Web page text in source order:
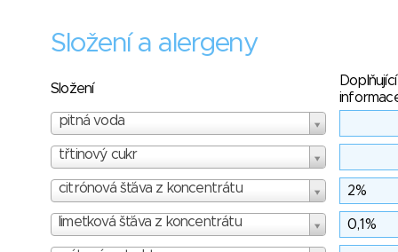
Složení a alergeny
Složení
Doplňující
pitná voda
třtinový cukr
citrónová šťáva z koncentrátu
limetková šťáva z koncentrátu